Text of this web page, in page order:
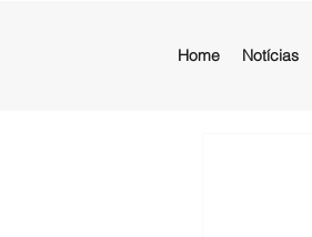
Home Notícias